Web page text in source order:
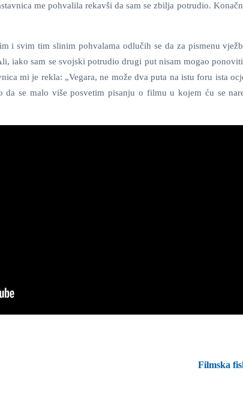
me pohvalila rekavši da sam se zbilja potrudio.
i svim tim slinim pohvalama odlučih se da za pismenu
iako sam se svojski potrudio drugi put nisam mogao
mi je rekla: „Vegara, ne može dva puta na istu foru ista
da se malo više posvetim pisanju o filmu u kojem ću se
Filmska